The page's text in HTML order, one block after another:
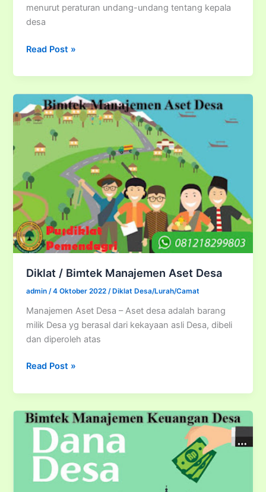
menurut peraturan undang-undang tentang kepala
desa
Bimtek
Kepala
Desa
Read Post »
Diklat / Bimtek Manajemen Aset Desa
admin /4 Oktober 2022 /Diklat Desa/Lurah/Camat
Manajemen Aset Desa – Aset desa adalah barang
milik Desa yg berasal dari kekayaan asli Desa, dibeli
dan diperoleh atas
Diklat
Bimtek
Manajemen
Aset
Read Post »